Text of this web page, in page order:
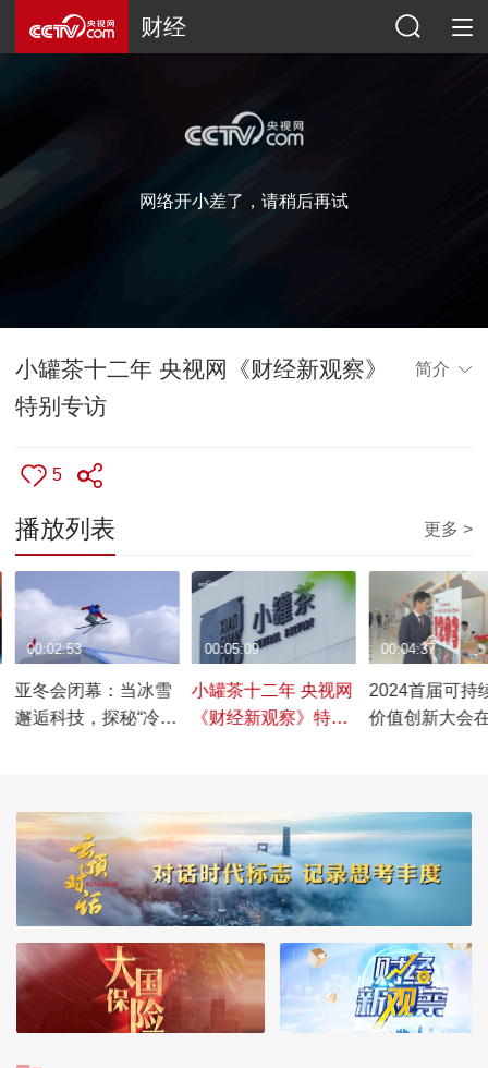
财经
网络开小差了，请稍后再试
小罐茶十二年 央视网《财经新观察》
特别专访
简介
5
播放列表 更多 >
亚冬会闭幕：当冰雪
邂逅科技，探秘“冷资
00:02:53
小罐茶十二年 央视网
《财经新观察》特别
00:05:09
2024首届可持
价值创新大会
00:04:37